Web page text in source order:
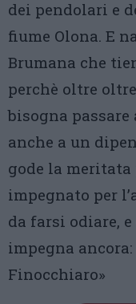
dei pendolari e
fiume Olona. E
Brumana che
perchè oltre
bisogna
anche a un
gode la meritata
impegnato per
da farsi odiare,
impegna
Finocchiaro»